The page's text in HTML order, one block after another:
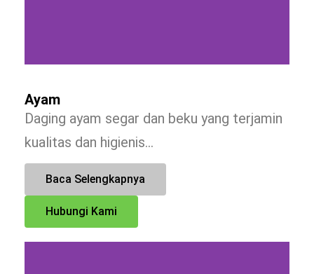
Ayam
Daging ayam segar dan beku yang terjamin
kualitas dan higienis…
Baca Selengkapnya
Hubungi Kami